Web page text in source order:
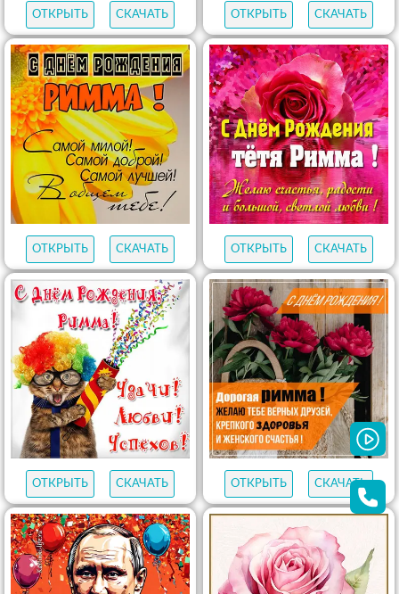
ОТКРЫТЬ СКАЧАТЬ ОТКРЫТЬ СКАЧАТЬ
ОТКРЫТЬ СКАЧАТЬ ОТКРЫТЬ СКАЧАТЬ
ОТКРЫТЬ СКАЧАТЬ ОТКРЫТЬ СКАЧАТЬ